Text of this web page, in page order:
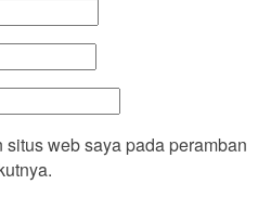
web saya pada peramban